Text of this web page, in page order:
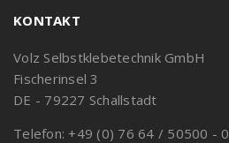
KONTAKT
Volz Selbstklebetechnik GmbH
Fischerinsel 3
DE - 79227 Schallstadt
Telefon: +49 (0) 76 64 / 50500 - 0